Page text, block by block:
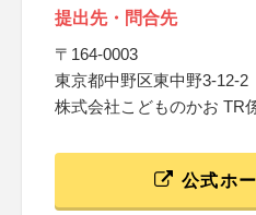
提出先・問合先
〒164-0003
東京都中野区東中野3-12-2
株式会社こどものかお TR
公式ホ